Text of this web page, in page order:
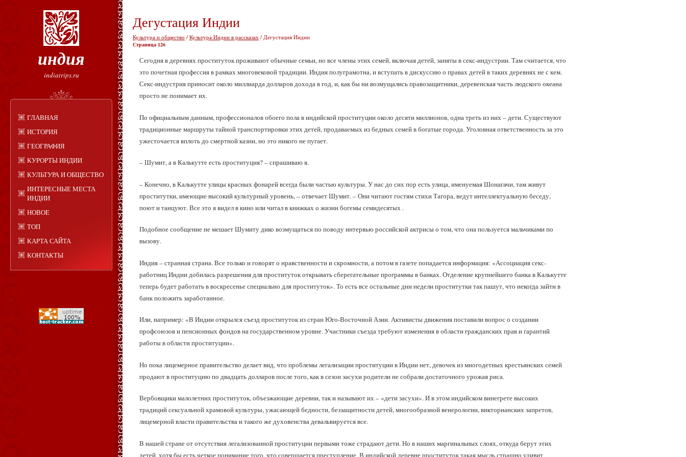
индия
indiatrips.ru
ГЛАВНАЯ
ИСТОРИЯ
ГЕОГРАФИЯ
КУРОРТЫ ИНДИИ
КУЛЬТУРА И ОБЩЕСТВО
ИНТЕРЕСНЫЕ МЕСТА
ИНДИИ
НОВОЕ
ТОП
КАРТА САЙТА
КОНТАКТЫ
Дегустация Индии
Культура и общество / Культура Индии в рассказах / Дегустация Индии
Страница 126
Сегодня в деревнях проституток проживают обычные семьи, но все члены этих семей, включая детей, заняты в секс-индустрии. Там считается, что
это почетная профессия в рамках многовековой традиции. Индия полуграмотна, и вступать в дискуссию о правах детей в таких деревнях не с кем.
Секс-индустрия приносит около миллиарда долларов дохода в год, и, как бы ни возмущались правозащитники, деревенская часть людского океана
просто не понимает их.
По официальным данным, профессионалов обоего пола в индийской проституции около десяти миллионов, одна треть из них – дети. Существуют
традиционные маршруты тайной транспортировки этих детей, продаваемых из бедных семей в богатые города. Уголовная ответственность за это
ужесточается вплоть до смертной казни, но это никого не пугает.
– Шумит, а в Калькутте есть проституция? – спрашиваю я.
– Конечно, в Калькутте улицы красных фонарей всегда были частью культуры. У нас до сих пор есть улица, именуемая Шонагачи, там живут
проститутки, имеющие высокий культурный уровень, – отвечает Шумит. – Они читают гостям стихи Тагора, ведут интеллектуальную беседу,
поют и танцуют. Все это я видел в кино или читал в книжках о жизни богемы семидесятых .
Подобное сообщение не мешает Шумиту дико возмущаться по поводу интервью российской актрисы о том, что она пользуется мальчиками по
вызову.
Индия – странная страна. Все только и говорят о нравственности и скромности, а потом в газете попадается информация: «Ассоциация секс-
работниц Индии добилась разрешения для проституток открывать сберегательные программы в банках. Отделение крупнейшего банка в Калькутте
теперь будет работать в воскресенье специально для проституток». То есть все остальные дни недели проститутки так пашут, что некогда зайти в
банк положить заработанное.
Или, например: «В Индии открылся съезд проституток из стран Юго-Восточной Азии. Активисты движения поставили вопрос о создании
профсоюзов и пенсионных фондов на государственном уровне. Участники съезда требуют изменения в области гражданских прав и гарантий
работы в области проституции».
Но пока лицемерное правительство делает вид, что проблемы легализации проституции в Индии нет, девочек из многодетных крестьянских семей
продают в проституцию по двадцать долларов после того, как в сезон засухи родители не собрали достаточного урожая риса.
Вербовщики малолетних проституток, объезжающие деревни, так и называют их – «дети засухи». И в этом индийском винегрете высоких
традиций сексуальной храмовой культуры, ужасающей бедности, беззащитности детей, многообразной венерологии, викторианских запретов,
лицемерной власти правительства и такого же духовенства девальвируется все.
В нашей стране от отсутствия легализованной проституции первыми тоже страдают дети. Но в наших маргинальных слоях, откуда берут этих
детей, хотя бы есть четкое понимание того, что совершается преступление. В индийской деревне проституток такая мысль страшно удивит